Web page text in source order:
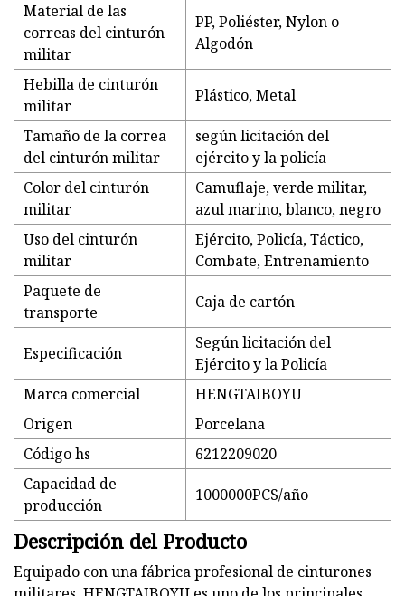
Material de las
correas del cinturón
militar
PP, Poliéster, Nylon o
Algodón
Hebilla de cinturón
militar
Plástico, Metal
Tamaño de la correa
del cinturón militar
según licitación del
ejército y la policía
Color del cinturón
militar
Camuflaje, verde militar,
azul marino, blanco, negro
Uso del cinturón
militar
Ejército, Policía, Táctico,
Combate, Entrenamiento
Paquete de
transporte
Caja de cartón
Especificación
Según licitación del
Ejército y la Policía
Marca comercial
HENGTAIBOYU
Origen
Porcelana
Código hs
6212209020
Capacidad de
producción
1000000PCS/año
Descripción del Producto
Equipado con una fábrica profesional de cinturones